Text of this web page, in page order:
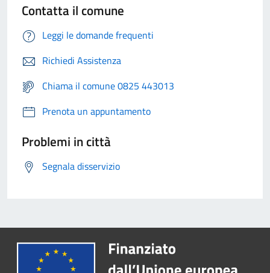
Contatta il comune
Leggi le domande frequenti
Richiedi Assistenza
Chiama il comune 0825 443013
Prenota un appuntamento
Problemi in città
Segnala disservizio